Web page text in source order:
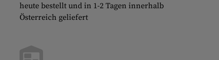
heute bestellt und in 1-2 Tagen innerhalb
Österreich geliefert